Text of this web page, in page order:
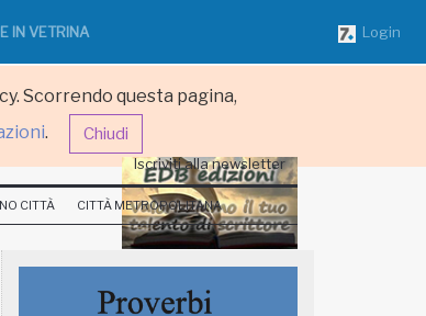
Scorrendo questa pagina,
. Chiudi
IN VETRINA Login
Iscriviti alla newsletter
CITTÀ CITTÀ METROPOLITANA